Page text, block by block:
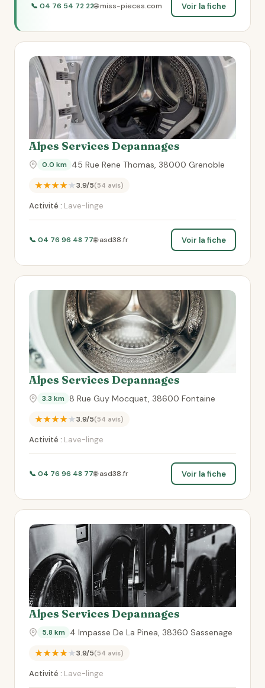
📞 04 76 54 72 22🌐 miss-pieces.com Voir la fiche
Alpes Services Depannages
0.0 km 45 Rue Rene Thomas, 38000 Grenoble
★★★★★3.9/5(54 avis)
Activité : Lave-linge
📞 04 76 96 48 77🌐 asd38.fr Voir la fiche
Alpes Services Depannages
3.3 km 8 Rue Guy Mocquet, 38600 Fontaine
★★★★★3.9/5(54 avis)
Activité : Lave-linge
📞 04 76 96 48 77🌐 asd38.fr Voir la fiche
Alpes Services Depannages
5.8 km 4 Impasse De La Pinea, 38360 Sassenage
★★★★★3.9/5(54 avis)
Activité : Lave-linge